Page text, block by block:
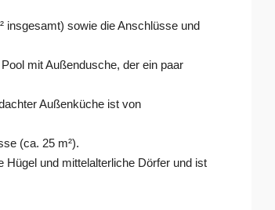
insgesamt) sowie die Anschlüsse und
mit Außendusche, der ein paar
Außenküche ist von
(ca. 25 m²).
Hügel und mittelalterliche Dörfer und ist